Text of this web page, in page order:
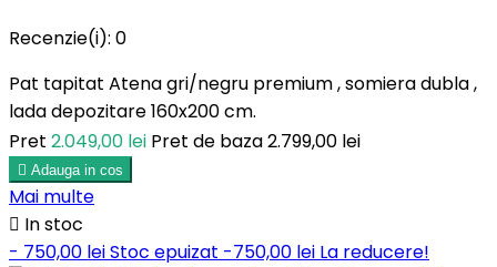
Recenzie(i): 0
Pat tapitat Atena gri/negru premium , somiera dubla ,
lada depozitare 160x200 cm.
Pret 2.049,00 lei Pret de baza2.799,00 lei
 Adauga in cos
Mai multe
 In stoc
- 750,00 leiStoc epuizat -750,00 lei La reducere!